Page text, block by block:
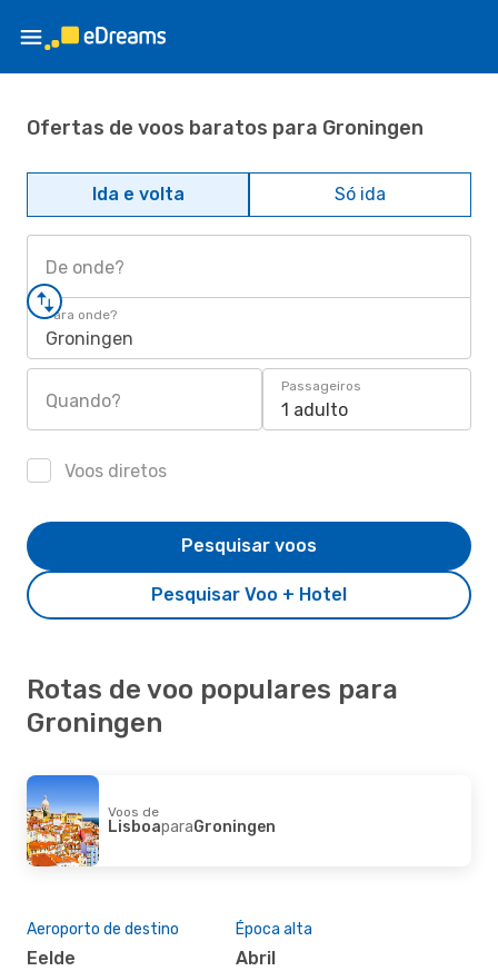
Ofertas de voos baratos para Groningen
Ida e volta Só ida
De onde?
Para onde?
Groningen
Quando?
Passageiros
1 adulto
Voos diretos
Pesquisar Voo + Hotel
Pesquisar voos
Rotas de voo populares para
Groningen
Voos de
LisboaparaGroningen
Aeroporto de destino
Eelde
Época alta
abril